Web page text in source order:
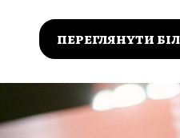
переглянути